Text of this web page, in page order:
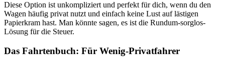
Diese Option ist unkompliziert und perfekt für dich, wenn du den
Wagen häufig privat nutzt und einfach keine Lust auf lästigen
Papierkram hast. Man könnte sagen, es ist die Rundum-sorglos-
Lösung für die Steuer.
Das Fahrtenbuch: Für Wenig-Privatfahrer